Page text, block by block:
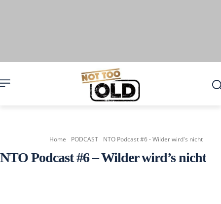
Home PODCAST NTO Podcast #6 - Wilder wird's nicht
NTO Podcast #6 – Wilder wird’s nicht